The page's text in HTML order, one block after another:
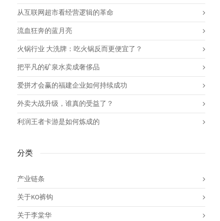
从互联网超市看经营逻辑的革命
流血狂奔的蓝月亮
火锅行业 大洗牌：吃火锅反而更便宜了？
把平凡的矿泉水卖成奢侈品
爱拼才会赢的福建企业如何持续成功
外卖大战升级，谁真的受益了？
利润王者卡游是如何炼成的
分类
产业链条
关于KO裤钩
关于李棠华